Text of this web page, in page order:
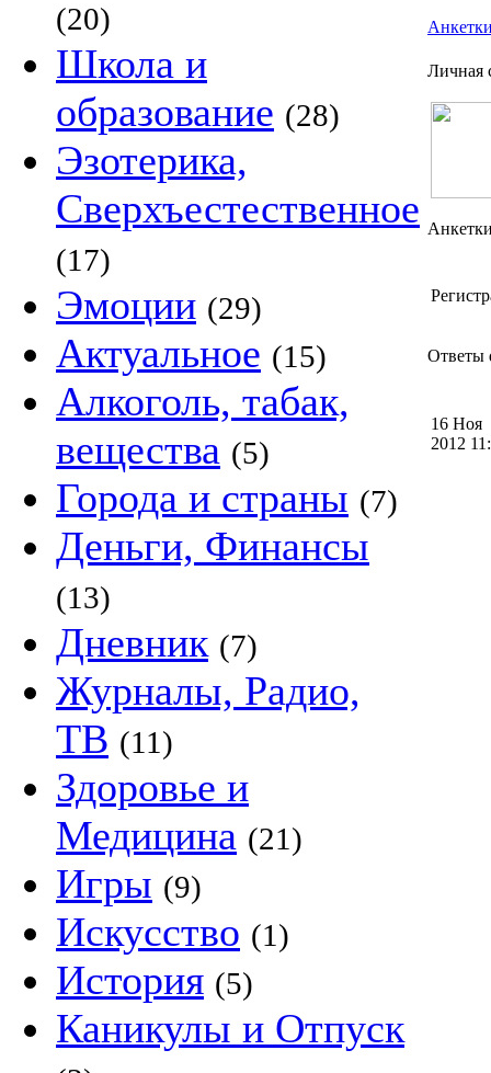
(20)
Школа и
образование (28)
Эзотерика,
Сверхъестественное
(17)
Эмоции (29)
Актуальное (15)
Алкоголь, табак,
вещества (5)
Города и страны (7)
Деньги, Финансы
(13)
Дневник (7)
Журналы, Радио,
ТВ (11)
Здоровье и
Медицина (21)
Игры (9)
Искусство (1)
История (5)
Каникулы и Отпуск
Личная
Ответы
16 Ноя
2012